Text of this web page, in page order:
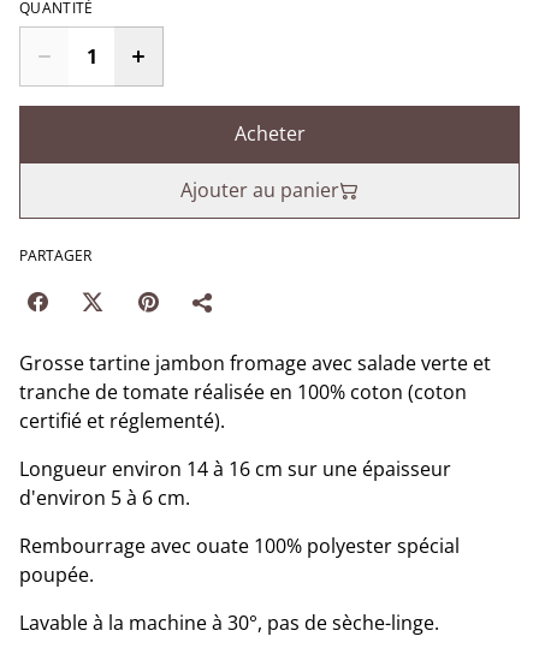
QUANTITÉ
Acheter
Ajouter au panier
PARTAGER
Grosse tartine jambon fromage avec salade verte et
tranche de tomate réalisée en 100% coton (coton
certifié et réglementé).
Longueur environ 14 à 16 cm sur une épaisseur
d'environ 5 à 6 cm.
Rembourrage avec ouate 100% polyester spécial
poupée.
Lavable à la machine à 30°, pas de sèche-linge.